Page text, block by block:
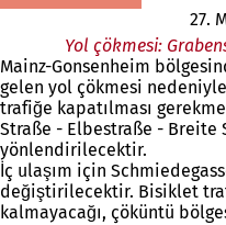
27.
Yol çökmesi:
Mainz-Gonsenheim
gelen yol çökmesi
trafiğe kapatılması
Straße - Elbestraße - Breite
yönlendirilecektir.
İç ulaşım için
değiştirilecektir. Bisiklet
kalmayacağı, çöküntü